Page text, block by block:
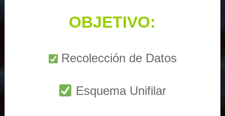
OBJETIVO:
Recolección de Datos
Esquema Unifilar